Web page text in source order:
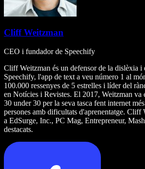
Cliff Weitzman
CEO i fundador de Speechify
Cliff Weitzman és un defensor de la dislèxia
Speechify, l'app de text a veu número 1 al
100.000 ressenyes de 5 estrelles i líder del
en Notícies i Revistes. El 2017, Weitzman va
30 under 30 per la seva tasca fent internet
persones amb dificultats d'aprenentatge. Cliff
a EdSurge, Inc., PC Mag, Entrepreneur,
destacats.